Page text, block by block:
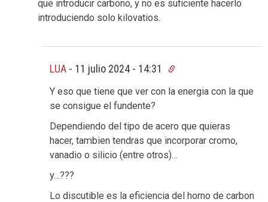
que introducir carbono, y no es suficiente hacerlo
introduciendo solo kilovatios.
LUA - 11 julio 2024 - 14:31
Y eso que tiene que ver con la energia con la que
se consigue el fundente?
Dependiendo del tipo de acero que quieras
hacer, tambien tendras que incorporar cromo,
vanadio o silicio (entre otros)…
y…???
Lo discutible es la eficiencia del horno de carbon